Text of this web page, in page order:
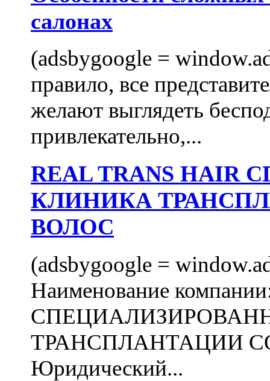
салонах
(adsbygoogle =
правило, все
желают выглядеть
привлекательно,...
REAL TRANS
КЛИНИКА
ВОЛОС
(adsbygoogle =
Наименование
ТРАНСПЛАНТАЦИИ
Юридический...